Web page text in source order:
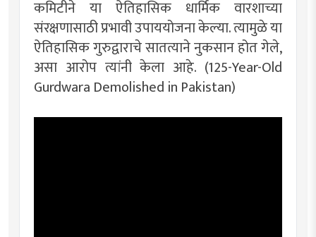
कमिटीने या ऐतिहासिक धार्मिक वारशाच्या
संरक्षणासाठी प्रभावी उपाययोजना केल्या. त्यामुळे या
ऐतिहासिक गुरुद्वाराचे सातत्याने नुकसान होत गेले,
असा आरोप त्यांनी केला आहे. (125-Year-Old
Gurdwara Demolished in Pakistan)